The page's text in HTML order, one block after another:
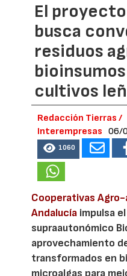
El
busca
residuos
cultivos
Redacción Tierras /
Interempresas
06/
1060
Cooperativas
Andalucía impulsa
supraautonómico
aprovechamiento
transformados en
microalgas para